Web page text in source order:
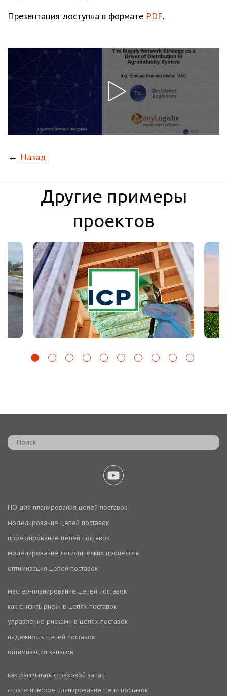
Презентация доступна в формате PDF.
← Назад
Другие примеры
проектов
ПО для планирования цепей поставок
моделирование цепей поставок
проектирование цепей поставок
моделирование логистических процессов
оптимизация цепей поставок
мастер-планирование цепей поставок
как снизить риски в цепях поставок
управление рисками в цепях поставок
надежность цепей поставок
оптимизация запасов
как рассчитать страховой запас
стратегическое планирование цепи поставок